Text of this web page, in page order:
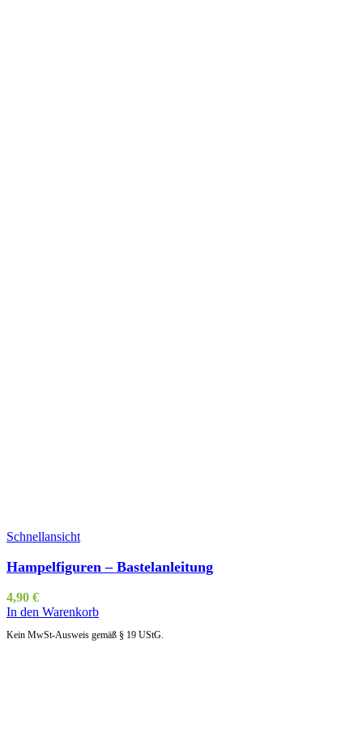
Schnellansicht
Hampelfiguren – Bastelanleitung
4,90 €
In den Warenkorb
Kein MwSt-Ausweis gemäß § 19 UStG.